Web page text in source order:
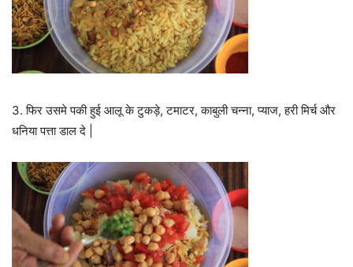
3. फिर उसमे पकी हुई आलू के टुकड़े, टमाटर, काबुली चन्ना, प्याज, हरी मिर्च और
धनिया पत्ता डाल दे |